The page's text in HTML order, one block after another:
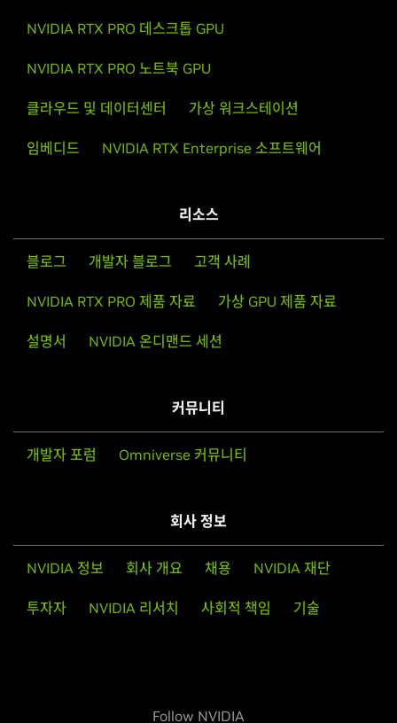
NVIDIA RTX PRO 데스크톱 GPU
NVIDIA RTX PRO 노트북 GPU
클라우드 및 데이터센터 가상 워크스테이션
임베디드 NVIDIA RTX Enterprise 소프트웨어
리소스
블로그 개발자 블로그 고객 사례
NVIDIA RTX PRO 제품 자료 가상 GPU 제품 자료
설명서 NVIDIA 온디맨드 세션
커뮤니티
개발자 포럼 Omniverse 커뮤니티
회사 정보
NVIDIA 정보 회사 개요 채용 NVIDIA 재단
투자자 NVIDIA 리서치 사회적 책임 기술
Follow NVIDIA